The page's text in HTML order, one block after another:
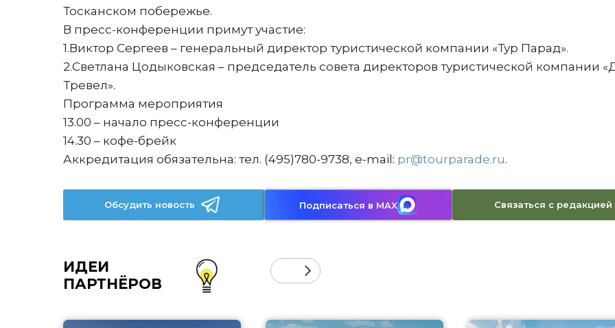
Тосканском побережье.
В пресс-конференции примут участие:
1.Виктор Сергеев – генеральный директор туристической компании «Тур Парад».
2.Светлана Цодыковская – председатель совета директоров туристической компании
Тревел».
Программа мероприятия
13.00 – начало пресс-конференции
14.30 – кофе-брейк
Аккредитация обязательна: тел. (495)780-9738, е-mail: pr@tourparade.ru.
Обсудить новость Подписаться в MAX Связаться с редакцией
ИДЕИ
ПАРТНЁРОВ